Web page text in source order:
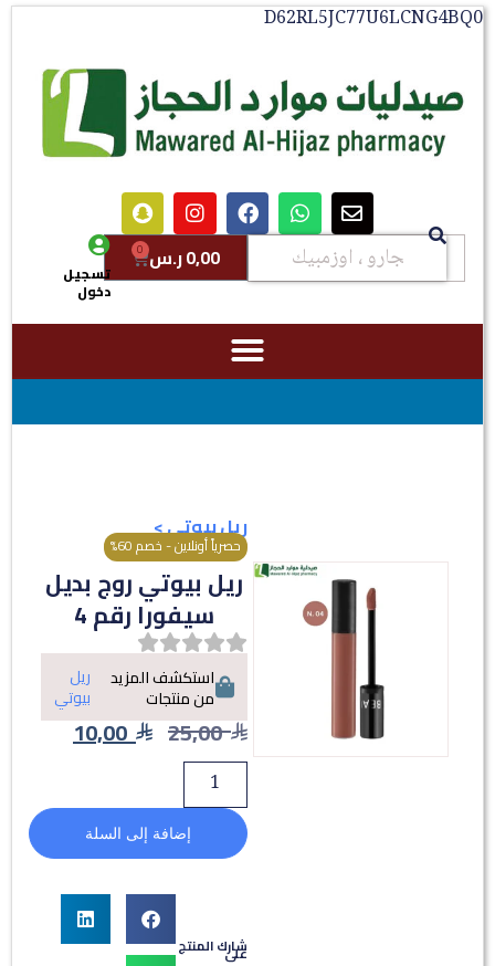
D62RL5JC77U6LCNG4BQ0
0,00ر.س 0
تسجيل
دخول
ريل بيوتي>
حصرياً أونلاين - خصم 60%
ريل بيوتي روج بديل
سيفورا رقم 4
استكشف المزيد
من منتجات
ريل
بيوتي
25,00
10,00
إضافة إلى السلة
شارك المنتج
على